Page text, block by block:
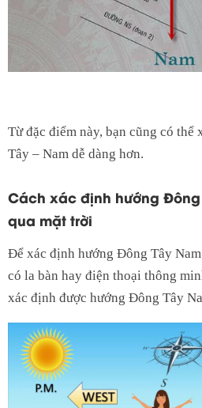
Từ đặc điểm này, bạn cũng có
Tây – Nam dễ dàng hơn.
Cách xác định hướng Đông
qua mặt trời
Để xác định hướng Đông Tây
có la bàn hay điện thoại thông
xác định được hướng Đông Tây